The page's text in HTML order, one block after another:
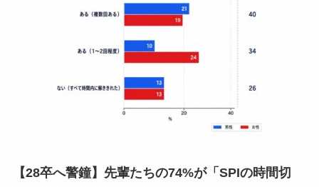
【28卒へ警鐘】先輩たちの74%が「SPIの時間切